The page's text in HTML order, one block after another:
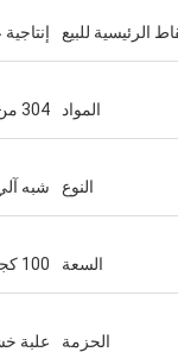
الرئيسية للبيع إنتاجية
المواد 304 من الفولاذ المقاوم للصدأ
النوع شبه
السعة 100 كجم / ساعة
الحزمة علبة